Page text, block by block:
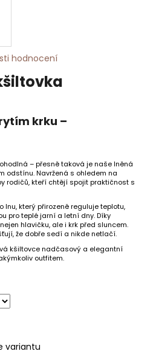
hodnocení
krku –
– přesně taková je naše lněná
odstínu. Navržená s ohledem na
rodičů, kteří chtějí spojit praktičnost s
lnu, který přirozeně reguluje teplotu,
pro teplé jarní a letní dny. Díky
hlavičku, ale i krk před sluncem.
že dobře sedí a nikde netlačí.
kšiltovce nadčasový a elegantní
outfitem.
variantu